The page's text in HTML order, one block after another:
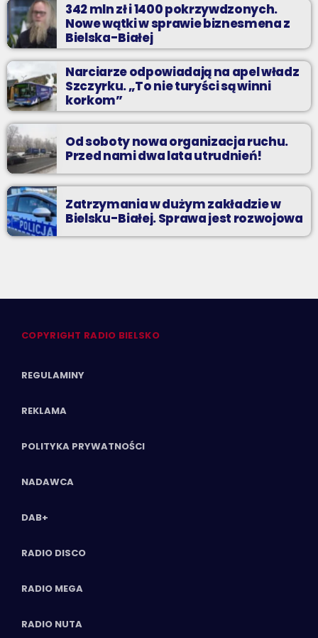
342 mln zł i 1400 pokrzywdzonych.
Nowe wątki w sprawie biznesmena z
Bielska-Białej
Narciarze odpowiadają na apel władz
Szczyrku. „To nie turyści są winni
korkom”
Od soboty nowa organizacja ruchu.
Przed nami dwa lata utrudnień!
Zatrzymania w dużym zakładzie w
Bielsku-Białej. Sprawa jest rozwojowa
COPYRIGHT RADIO BIELSKO
REGULAMINY
REKLAMA
POLITYKA PRYWATNOŚCI
NADAWCA
DAB+
RADIO DISCO
RADIO MEGA
RADIO NUTA